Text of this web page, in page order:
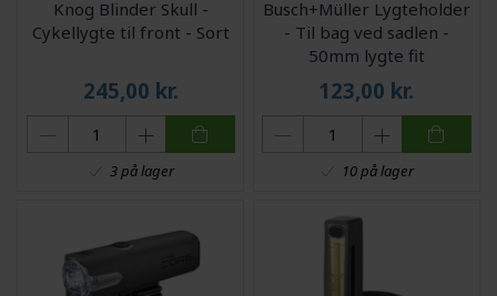
Knog Blinder Skull -
Cykellygte til front - Sort
245,00 kr.
3 på lager
Busch+Müller Lygteholder
- Til bag ved sadlen -
50mm lygte fit
123,00 kr.
10 på lager